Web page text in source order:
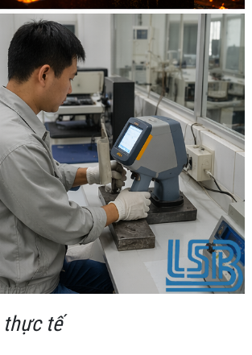
thực tế